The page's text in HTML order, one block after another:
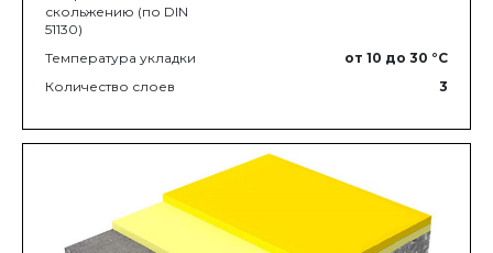
скольжению (по DIN
51130)
Температура укладки от 10 до 30 °C
Количество слоев
3